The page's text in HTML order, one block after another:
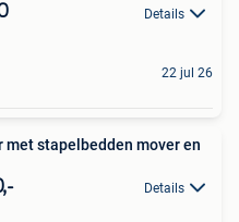
Details
22 jul 26
met stapelbedden mover en
Details